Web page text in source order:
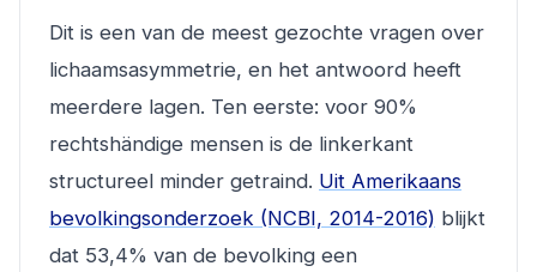
Dit is een van de meest gezochte vragen over
lichaamsasymmetrie, en het antwoord heeft
meerdere lagen. Ten eerste: voor 90%
rechtshändige mensen is de linkerkant
structureel minder getraind. Uit Amerikaans
bevolkingsonderzoek (NCBI, 2014-2016) blijkt
dat 53,4% van de bevolking een